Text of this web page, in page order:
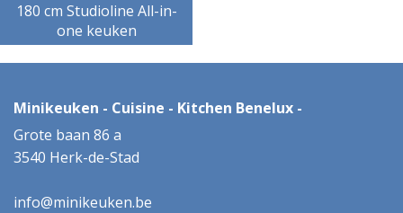
180 cm Studioline All-in-
one keuken
Minikeuken - Cuisine - Kitchen Benelux -
Grote baan 86 a
3540 Herk-de-Stad
info@minikeuken.be